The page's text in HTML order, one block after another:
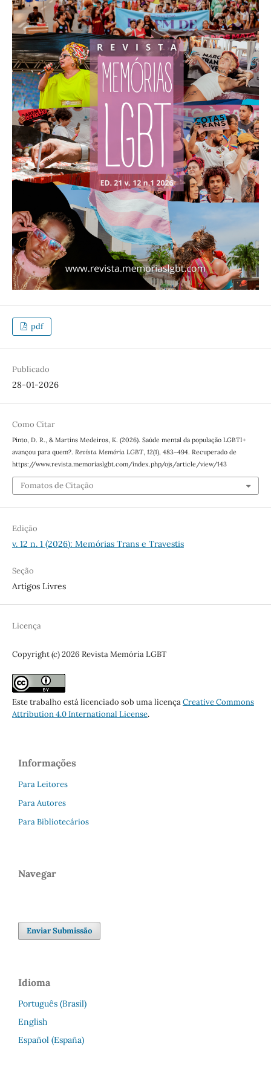
pdf
Publicado
28-01-2026
Como Citar
Pinto, D. R., & Martins Medeiros, K. (2026). Saúde mental da população LGBTI+
avançou para quem?. Revista Memória LGBT, 12(1), 483–494. Recuperado de
https://www.revista.memoriaslgbt.com/index.php/ojs/article/view/143
Fomatos de Citação
Edição
v. 12 n. 1 (2026): Memórias Trans e Travestis
Seção
Artigos Livres
Licença
Copyright (c) 2026 Revista Memória LGBT
Este trabalho está licenciado sob uma licençaCreative Commons
Attribution 4.0 International License.
Informações
Para Leitores
Para Autores
Para Bibliotecários
Navegar
Enviar Submissão
Idioma
Português (Brasil)
English
Español (España)